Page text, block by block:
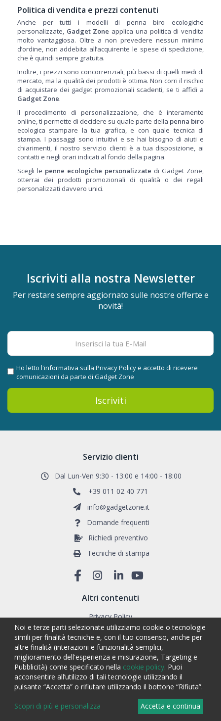
Politica di vendita e prezzi contenuti
Anche per tutti i modelli di penna biro ecologiche
personalizzate, Gadget Zone applica una politica di vendita
molto vantaggiosa. Oltre a non prevedere nessun minimo
d’ordine, non addebita all’acquirente le spese di spedizione,
che è quindi sempre gratuita.
Inoltre, i prezzi sono concorrenziali, più bassi di quelli medi di
mercato, ma la qualità dei prodotti è ottima. Non corri il rischio
di acquistare dei gadget promozionali scadenti, se ti affidi a
Gadget Zone.
Il procedimento di personalizzazione, che è interamente
online, ti permette di decidere su quale parte della penna biro
ecologica stampare la tua grafica, e con quale tecnica di
stampa. I passaggi sono intuitivi e se hai bisogno di aiuti e
chiarimenti, il nostro servizio clienti è a tua disposizione, ai
contatti e negli orari indicati al fondo della pagina.
Scegli le penne ecologiche personalizzate di Gadget Zone,
otterrai dei prodotti promozionali di qualità o dei regali
personalizzati davvero unici.
Iscriviti alla nostra Newsletter
Per restare sempre aggiornato sulle nostre offerte e
novità!
Iscriviti
Ho letto l'informativa sulla Privacy Policye accetto di ricevere
comunicazioni da parte di Gadget Zone
Servizio clienti
Dal Lun-Ven 9:30 - 13:00 e 14:00 - 18:00
+39 011 02 40 771
info@gadgetzone.it
Domande frequenti
Richiedi preventivo
Tecniche di stampa
Altri contenuti
Privacy Policy
Cookie Policy
Condizioni di vendita
Diritto di recesso
Chi siamo
Blog
Noi e terze parti selezionate utilizziamo cookie o tecnologie
simili per finalità tecniche e, con il tuo consenso, anche per
altre finalità (interazioni e funzionalità semplici,
miglioramento dell'esperienza e misurazione, Targeting e
Pubblicità) come specificato nella cookie policy. Puoi
acconsentire all’utilizzo di tali tecnologie utilizzando il
pulsante “Accetta” o rifiutare utilizzando il bottone “Rifiuta”.
Scopri di più e personalizza Accetta e continua